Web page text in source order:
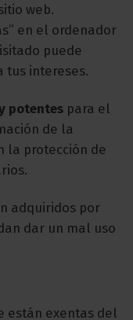
web.
en el ordenador
puede
tus intereses.
potentes para el
de la
la protección de
adquiridos por
dar un mal uso
están exentas del